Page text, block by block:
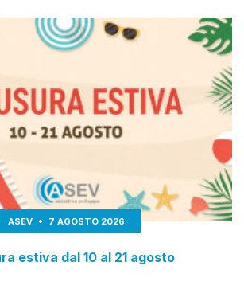
ASEV 7 AGOSTO 2026
estiva dal 10 al 21 agosto